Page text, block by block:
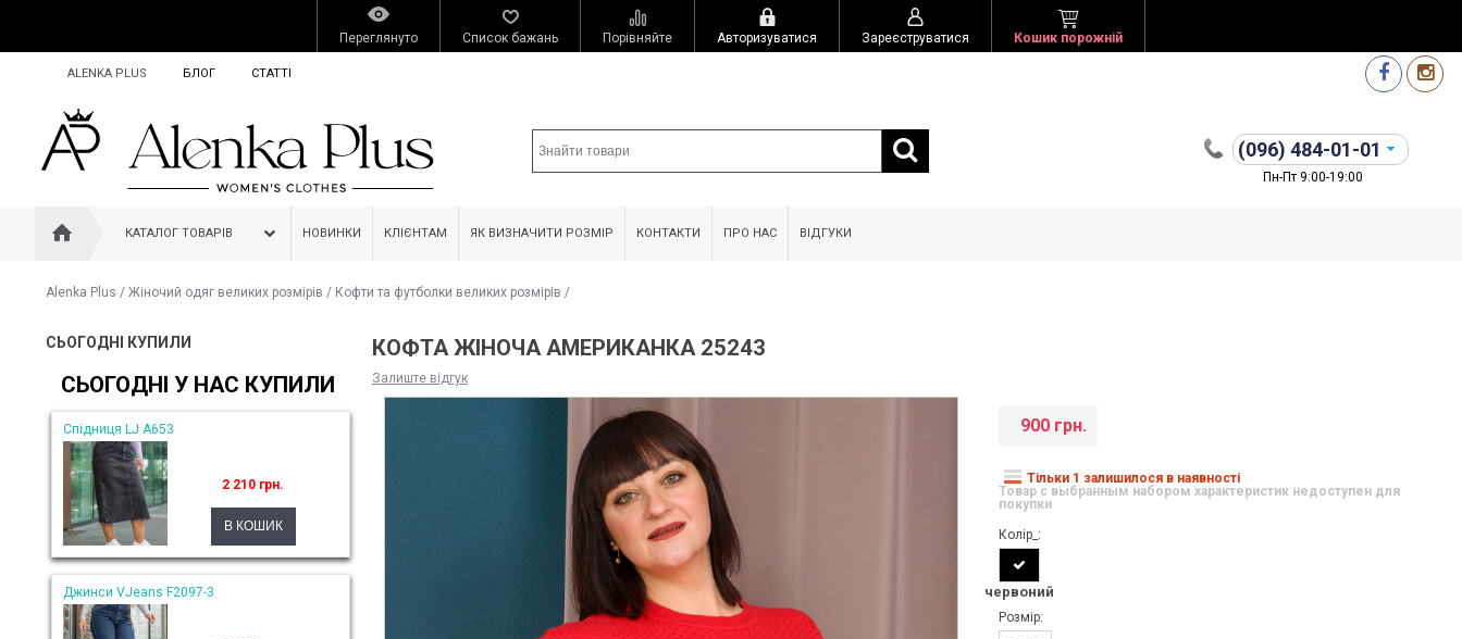
Переглянуто Список бажань Порівняйте Авторизуватися Зареєструватися Кошик порожній
ALENKA PLUS БЛОГ СТАТТІ
(096) 484-01-01
Пн-Пт 9:00-19:00
КАТАЛОГ ТОВАРІВ НОВИНКИ КЛІЄНТАМ ЯК ВИЗНАЧИТИ РОЗМІР КОНТАКТИ ПРО НАС ВІДГУКИ
Alenka Plus / Жіночий одяг великих розмірів / Кофти та футболки великих розмірів /
СЬОГОДНІ КУПИЛИ
СЬОГОДНІ У НАС КУПИЛИ
Спідниця LJ A653
2 210 грн.
Джинси VJeans F2097-3
КОФТА ЖІНОЧА АМЕРИКАНКА 25243
Залиште відгук
900 грн.
Тільки 1 залишилося в наявності
Товар с выбранным набором характеристик недоступен для
покупки
Колір_:
червоний
Розмір: